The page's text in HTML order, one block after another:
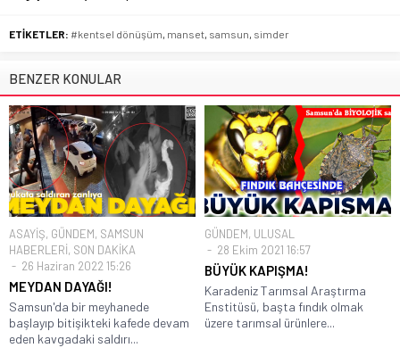
ETİKETLER: #kentsel dönüşüm manset samsun simder
BENZER KONULAR
ASAYİŞ, GÜNDEM, SAMSUN
HABERLERİ, SON DAKİKA
26 Haziran 2022 15:26
MEYDAN DAYAĞI!
Samsun'da bir meyhanede
başlayıp bitişikteki kafede devam
eden kavgadaki saldırı...
GÜNDEM, ULUSAL
28 Ekim 2021 16:57
BÜYÜK KAPIŞMA!
Karadeniz Tarımsal Araştırma
Enstitüsü, başta fındık olmak
üzere tarımsal ürünlere...